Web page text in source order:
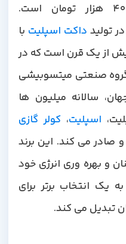
دماجت 102 میلیون و 400 هزار تومان است.
تولید داکت اسپلیت با
از یک قرن است که در
صنعتی میتسوبیشی
سالانه میلیون ها
اسپلیت، کولر گازی
و صادر می کند. این برند
و بهره وری انرژی خود
یک انتخاب برتر برای
تبدیل می کند.